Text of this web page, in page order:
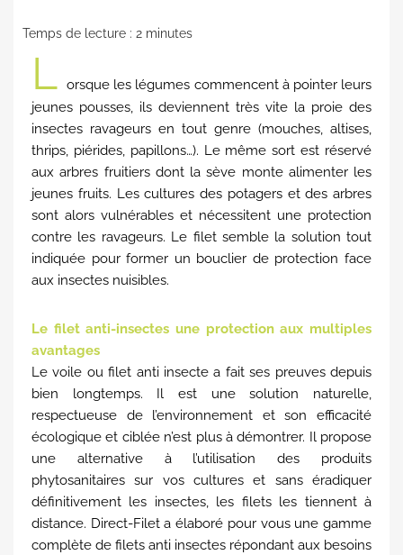
Temps de lecture : 2 minutes
L orsque les légumes commencent à pointer leurs
jeunes pousses, ils deviennent très vite la proie des
insectes ravageurs en tout genre (mouches, altises,
thrips, piérides, papillons…). Le même sort est réservé
aux arbres fruitiers dont la sève monte alimenter les
jeunes fruits. Les cultures des potagers et des arbres
sont alors vulnérables et nécessitent une protection
contre les ravageurs. Le filet semble la solution tout
indiquée pour former un bouclier de protection face
aux insectes nuisibles.
Le filet anti-insectes une protection aux multiples
avantages
Le voile ou filet anti insecte a fait ses preuves depuis
bien longtemps. Il est une solution naturelle,
respectueuse de l’environnement et son efficacité
écologique et ciblée n’est plus à démontrer. Il propose
une alternative à l’utilisation des produits
phytosanitaires sur vos cultures et sans éradiquer
définitivement les insectes, les filets les tiennent à
distance. Direct-Filet a élaboré pour vous une gamme
complète de filets anti insectes répondant aux besoins